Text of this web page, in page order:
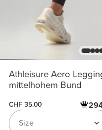
Athleisure Aero
mittelhohem Bund
CHF 35.00
Size